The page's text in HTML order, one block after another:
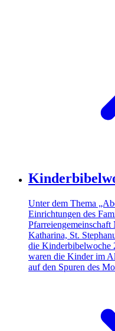
Unter dem Thema
Einrichtungen des
Katharina, St.
die
waren die Kinder im
auf den Spuren des